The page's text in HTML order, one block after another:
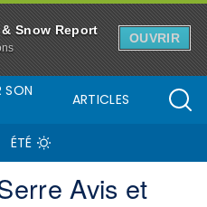
Snow Report
OUVRIR
SON
ARTICLES
ÉTÉ
Avis et